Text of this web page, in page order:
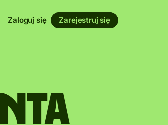
Zaloguj się Zarejestruj się